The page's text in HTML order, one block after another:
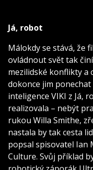
Já, robot
Málokdy se stává, že
ovládnout svět tak
mezilidské konflikty a
dokonce jim
inteligence VIKI z Já,
realizovala – nebýt
rukou Willa Smithe,
nastala by tak cesta
popsal spisovatel Ian
Culture. Svůj příklad